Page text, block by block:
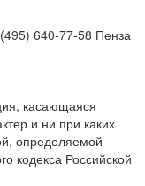
640-77-58 Пенза
касающаяся
и ни при каких
определяемой
кодекса Российской